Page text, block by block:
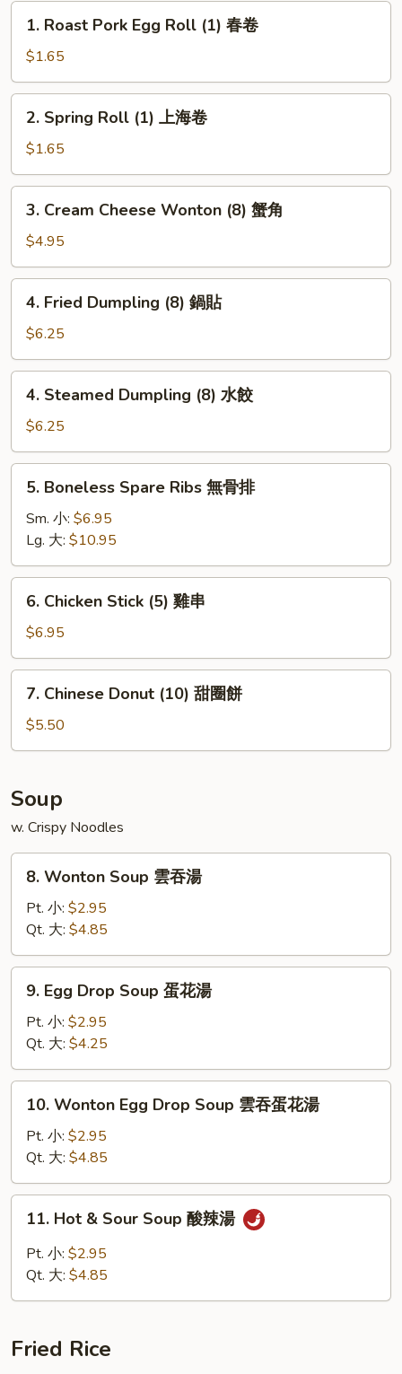
1.
Roast
Pork
Egg
Roll
(1)
1. Roast Pork Egg Roll (1) 春卷
$1.65
2.
Spring
Roll
(1)
上
2. Spring Roll (1) 上海卷
$1.65
3.
Cream
Cheese
Wonton
(8)
3. Cream Cheese Wonton (8) 蟹角
$4.95
4.
Fried
Dumpling
(8)
鍋
4. Fried Dumpling (8) 鍋貼
$6.25
4.
Steamed
Dumpling
(8)
水
4. Steamed Dumpling (8) 水餃
$6.25
5.
Boneless
Spare
Ribs
無
骨
5. Boneless Spare Ribs 無骨排
Sm. 小: $6.95
Lg. 大: $10.95
6.
Chicken
Stick
(5)
雞
6. Chicken Stick (5) 雞串
$6.95
7.
Chinese
Donut
(10)
圈
餅
7. Chinese Donut (10) 甜圈餅
$5.50
Soup
w. Crispy Noodles
8.
Wonton
Soup
吞
湯
8. Wonton Soup 雲吞湯
Pt. 小: $2.95
Qt. 大: $4.85
9.
Egg
Drop
Soup
蛋
花
9. Egg Drop Soup 蛋花湯
Pt. 小: $2.95
Qt. 大: $4.25
10.
Wonton
Egg
Drop
Soup
雲
10. Wonton Egg Drop Soup 雲吞蛋花湯
Pt. 小: $2.95
Qt. 大: $4.85
11.
Hot
Sour
湯
11. Hot & Sour Soup 酸辣湯
Pt. 小: $2.95
Qt. 大: $4.85
Fried Rice